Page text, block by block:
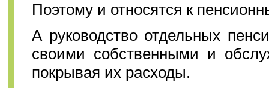
Поэтому и относятся к
А руководство отдельных
своими собственными и
покрывая их расходы.